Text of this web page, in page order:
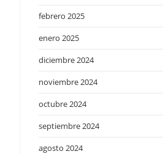
febrero 2025
enero 2025
diciembre 2024
noviembre 2024
octubre 2024
septiembre 2024
agosto 2024